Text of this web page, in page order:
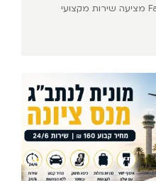
שאפשר לסמוך עליו? Fast Taxi מציעה שירות מקצועי